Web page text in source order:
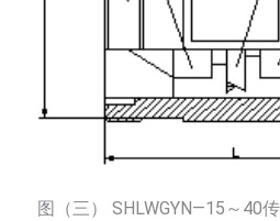
图（三） SHLWGYN—15～40